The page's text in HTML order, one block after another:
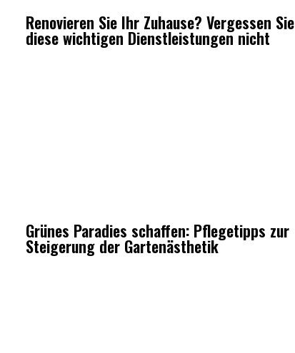
Renovieren Sie Ihr Zuhause? Vergessen Sie
diese wichtigen Dienstleistungen nicht
Grünes Paradies schaffen: Pflegetipps zur
Steigerung der Gartenästhetik